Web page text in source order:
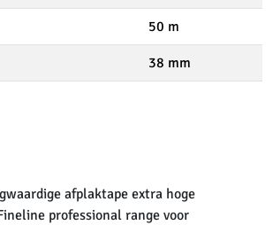
50 m
38 mm
afplaktape extra hoge
professional range voor